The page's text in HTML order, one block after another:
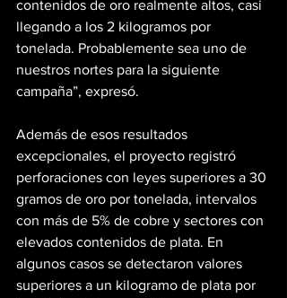
contenidos de oro realmente altos, casi
llegando a los 2 kilogramos por
tonelada. Probablemente sea uno de
nuestros nortes para la siguiente
campaña”, expresó.
Además de esos resultados
excepcionales, el proyecto registró
perforaciones con leyes superiores a 30
gramos de oro por tonelada, intervalos
con más de 5% de cobre y sectores con
elevados contenidos de plata. En
algunos casos se detectaron valores
superiores a un kilogramo de plata por